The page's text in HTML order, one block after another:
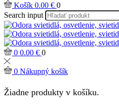
Košík 0.00 € 0
Search input
0 0.00 € 0
0 Nákupný košík
Žiadne produkty v košíku.